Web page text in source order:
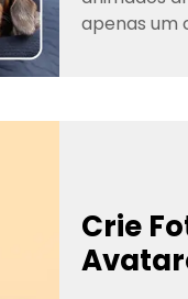
apenas um
Crie